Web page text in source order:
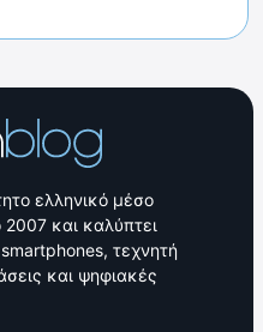
ελληνικό μέσο
2007 και καλύπτει
smartphones, τεχνητή
και ψηφιακές